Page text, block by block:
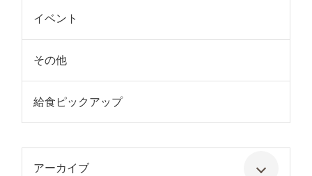
イベント
その他
給食ピックアップ
アーカイブ